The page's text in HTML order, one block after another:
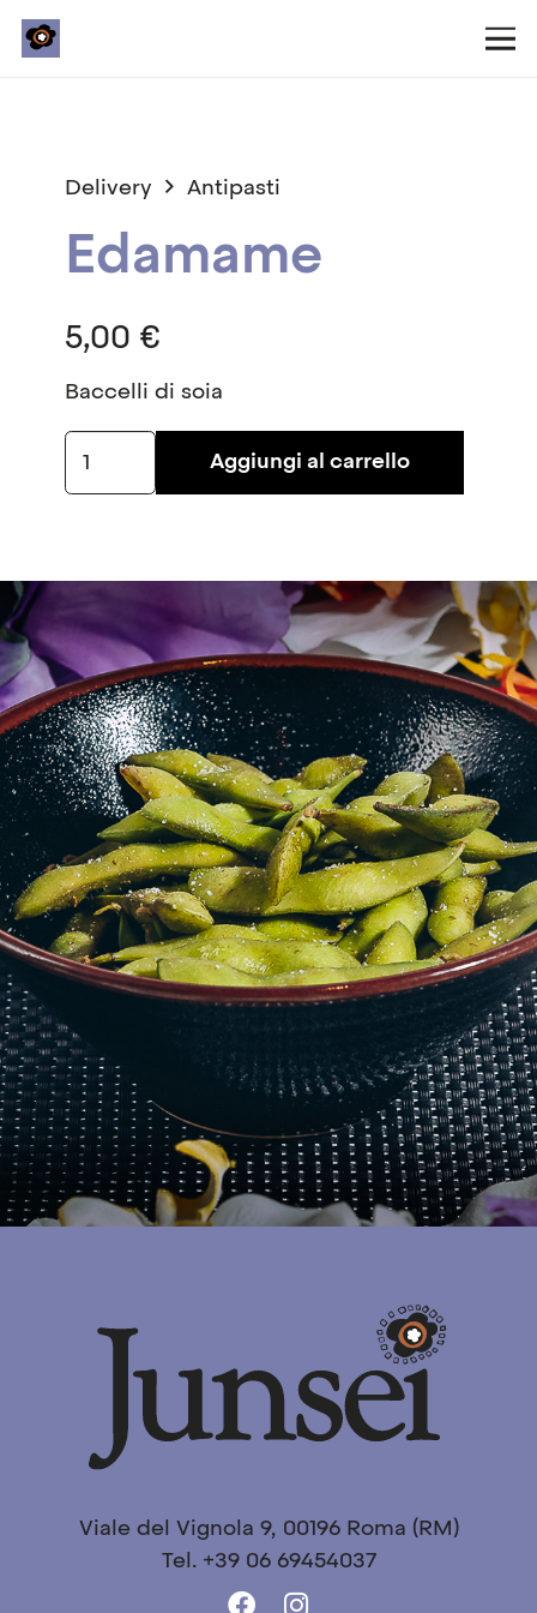
Delivery Antipasti
Edamame
5,00 €
Baccelli di soia
Aggiungi al carrello
Viale del Vignola 9, 00196 Roma (RM)
Tel. +39 06 69454037